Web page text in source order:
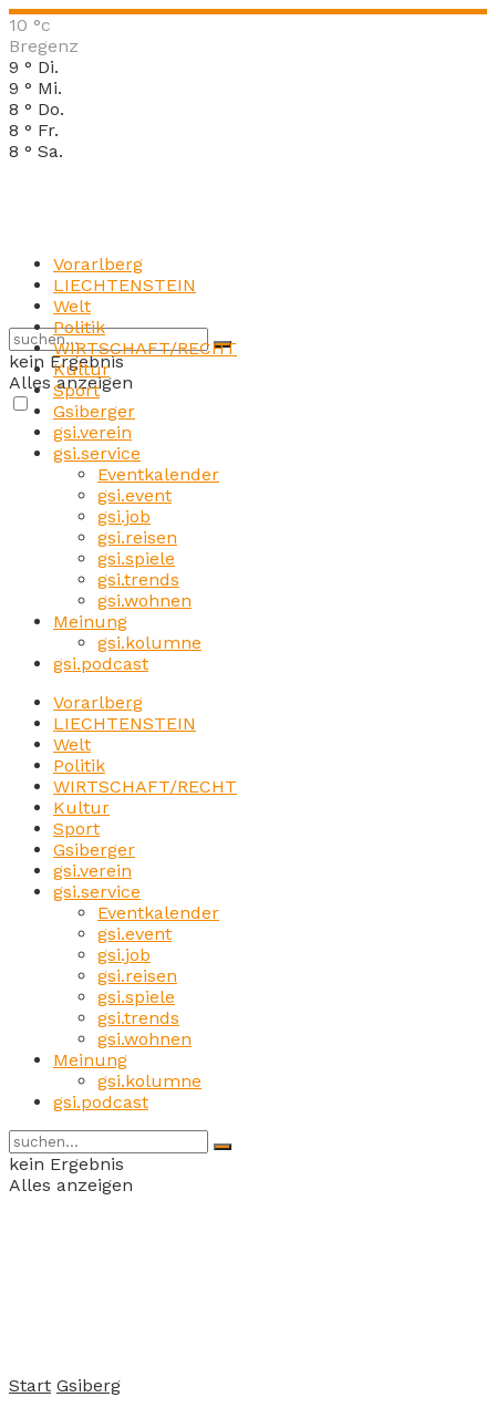
10 °c
Bregenz
9 ° Di.
9 ° Mi.
8 ° Do.
8 ° Fr.
8 ° Sa.
kein Ergebnis
Alles anzeigen
Vorarlberg
LIECHTENSTEIN
Welt
Politik
WIRTSCHAFT/RECHT
Kultur
Sport
Gsiberger
gsi.verein
gsi.service
Eventkalender
gsi.event
gsi.job
gsi.reisen
gsi.spiele
gsi.trends
gsi.wohnen
Meinung
gsi.kolumne
gsi.podcast
Vorarlberg
LIECHTENSTEIN
Welt
Politik
WIRTSCHAFT/RECHT
Kultur
Sport
Gsiberger
gsi.verein
gsi.service
Eventkalender
gsi.event
gsi.job
gsi.reisen
gsi.spiele
gsi.trends
gsi.wohnen
Meinung
gsi.kolumne
gsi.podcast
kein Ergebnis
Alles anzeigen
Start Gsiberg